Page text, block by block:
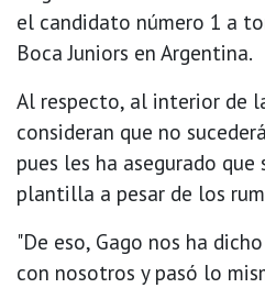
el candidato número 1 a
Boca Juniors en Argentina.
Al respecto, al interior de
consideran que no
pues les ha asegurado que
plantilla a pesar de los
"De eso, Gago nos ha
con nosotros y pasó lo